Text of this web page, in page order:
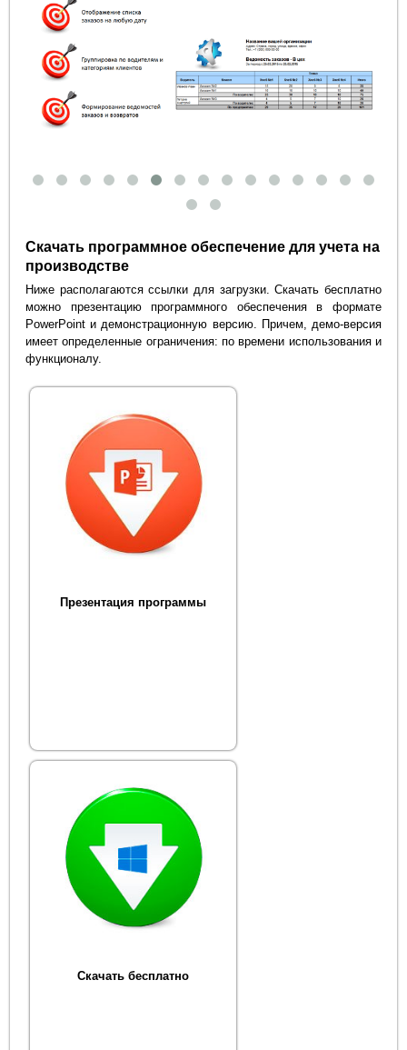
Скачать программное обеспечение для учета на
производстве
Ниже располагаются ссылки для загрузки. Скачать бесплатно
можно презентацию программного обеспечения в формате
PowerPoint и демонстрационную версию. Причем, демо-версия
имеет определенные ограничения: по времени использования и
функционалу.
Презентация программы
Скачать бесплатно